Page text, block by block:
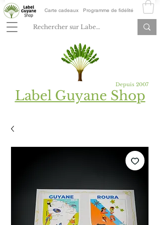
Carte cadeaux Programme de fidélité
Depuis 2007
Label Guyane Shop